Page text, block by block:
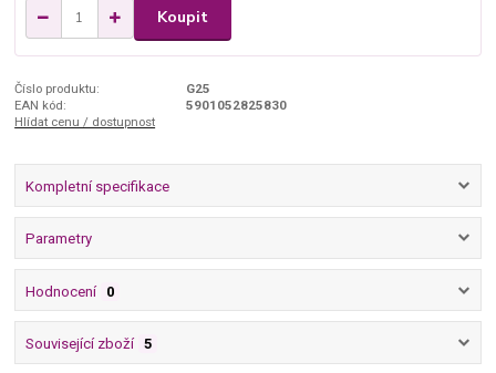
Koupit
Číslo produktu:
G25
EAN kód:
5901052825830
Hlídat cenu / dostupnost
Kompletní specifikace
Parametry
Hodnocení 0
Související zboží 5